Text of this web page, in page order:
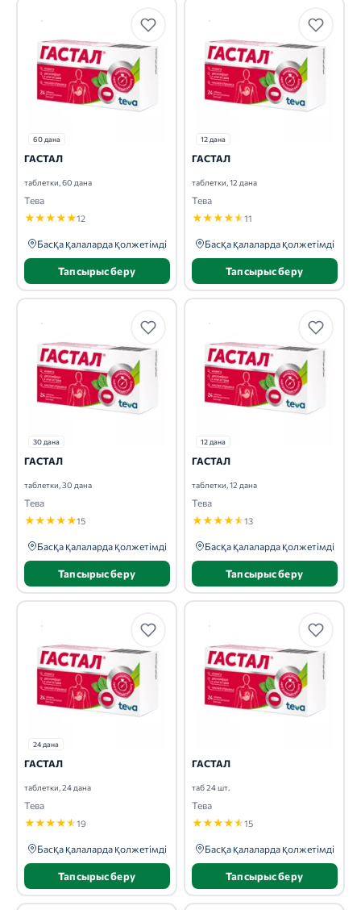
60 дана
ГАСТАЛ
таблетки, 60 дана
Тева
★★★★★12
Басқа қалаларда қолжетімді
Тапсырыс беру
12 дана
ГАСТАЛ
таблетки, 12 дана
Тева
★★★★★11
Басқа қалаларда қолжетімді
Тапсырыс беру
30 дана
ГАСТАЛ
таблетки, 30 дана
Тева
★★★★★15
Басқа қалаларда қолжетімді
Тапсырыс беру
12 дана
ГАСТАЛ
таблетки, 12 дана
Тева
★★★★★13
Басқа қалаларда қолжетімді
Тапсырыс беру
24 дана
ГАСТАЛ
таблетки, 24 дана
Тева
★★★★★19
Басқа қалаларда қолжетімді
Тапсырыс беру
ГАСТАЛ
таб 24 шт.
Тева
★★★★★15
Басқа қалаларда қолжетімді
Тапсырыс беру